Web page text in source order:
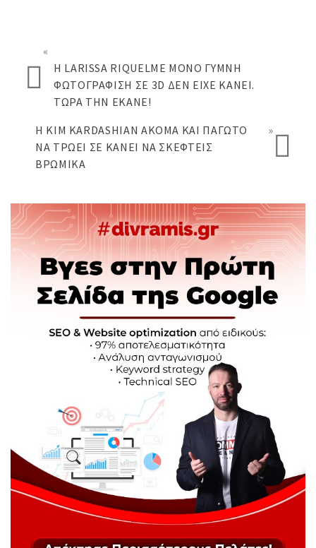
«
Η LARISSA RIQUELME ΜΌΝΟ ΓΥΜΝΉ
ΦΩΤΟΓΡΆΦΙΣΗ ΣΕ 3D ΔΕΝ ΕΊΧΕ ΚΆΝΕΙ.
ΤΏΡΑ ΤΗΝ ΈΚΑΝΕ!
Η KIM KARDASHIAN ΑΚΌΜΑ ΚΑΙ ΠΑΓΩΤΌ
ΝΑ ΤΡΏΕΙ ΣΕ ΚΆΝΕΙ ΝΑ ΣΚΕΦΤΕΊΣ
ΒΡΏΜΙΚΑ
»